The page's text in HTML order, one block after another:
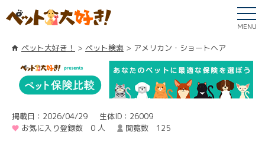
MENU
ペット大好き！ ペット検索 アメリカン・ショートヘア
掲載日：2026/04/29
生体ID：26009
お気に入り登録数 0 人
閲覧数 125